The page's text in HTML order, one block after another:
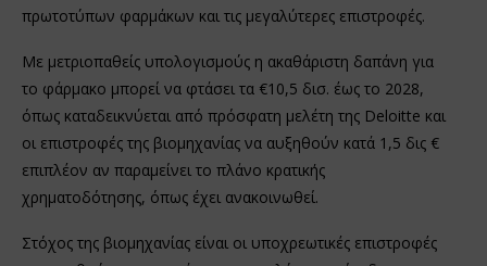
πρωτοτύπων φαρμάκων και τις μεγαλύτερες επιστροφές.
Με μετριοπαθείς υπολογισμούς η ακαθάριστη δαπάνη για
το φάρμακο μπορεί να φτάσει τα €10,5 δισ. έως το 2028,
όπως καταδεικνύεται από πρόσφατη μελέτη της Deloitte και
οι επιστροφές της βιομηχανίας να αυξηθούν κατά 1,5 δις €
επιπλέον αν παραμείνει το πλάνο κρατικής
χρηματοδότησης, όπως έχει ανακοινωθεί.
Στόχος της βιομηχανίας είναι οι υποχρεωτικές επιστροφές